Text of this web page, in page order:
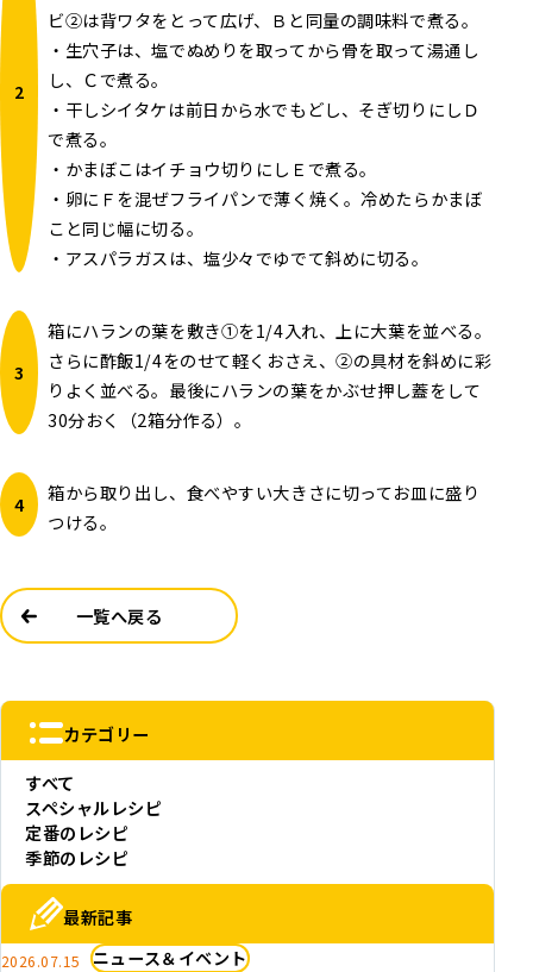
ビ②は背ワタをとって広げ、Ｂと同量の調味料で煮る。
・生穴子は、塩でぬめりを取ってから骨を取って湯通し
し、Ｃで煮る。
・干しシイタケは前日から水でもどし、そぎ切りにしＤ
で煮る。
・かまぼこはイチョウ切りにしＥで煮る。
・卵にＦを混ぜフライパンで薄く焼く。冷めたらかまぼ
こと同じ幅に切る。
・アスパラガスは、塩少々でゆでて斜めに切る。
箱にハランの葉を敷き①を1/4入れ、上に大葉を並べる。
さらに酢飯1/4をのせて軽くおさえ、②の具材を斜めに彩
りよく並べる。最後にハランの葉をかぶせ押し蓋をして
30分おく（2箱分作る）。
箱から取り出し、食べやすい大きさに切ってお皿に盛り
つける。
一覧へ戻る
カテゴリー
すべて
スペシャルレシピ
定番のレシピ
季節のレシピ
最新記事
2026.07.15 ニュース＆イベント